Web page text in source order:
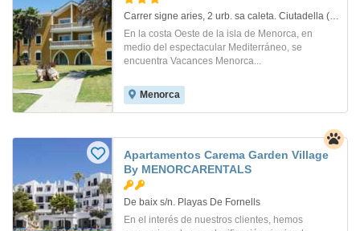
En la costa Oeste de la isla de Menorca, en
medio del espectacular Mediterráneo, se
encuentra Vacances Menorca...
Menorca
Apartamentos Carema Garden Village
By MENORCARENTALS
De baix s/n. Playas De Fornells
En el interés de nuestros clientes, hemos